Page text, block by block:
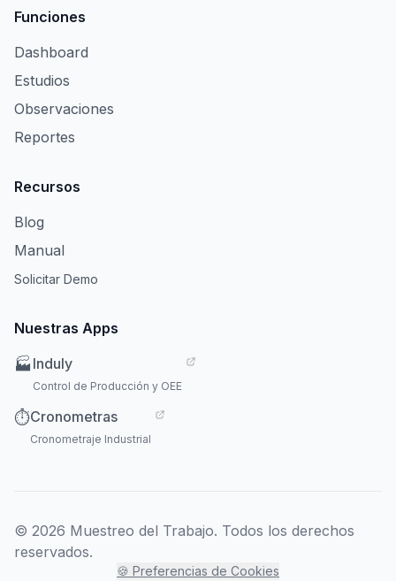
Funciones
Dashboard
Estudios
Observaciones
Reportes
Recursos
Blog
Manual
Solicitar Demo
Nuestras Apps
🏭 Induly
Control de Producción y OEE
⏱️Cronometras
Cronometraje Industrial
© 2026 Muestreo del Trabajo. Todos los derechos
reservados.
🍪 Preferencias de Cookies